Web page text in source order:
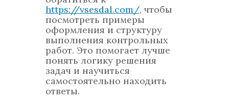
https://vsesdal.com/, чтобы
посмотреть примеры
оформления и структуру
выполнения контрольных
работ. Это помогает лучше
понять логику решения
задач и научиться
самостоятельно находить
ответы.